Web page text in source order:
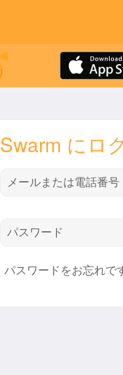
Swarm にロ
メールまたは電話番号
パスワード
パスワードをお忘れで